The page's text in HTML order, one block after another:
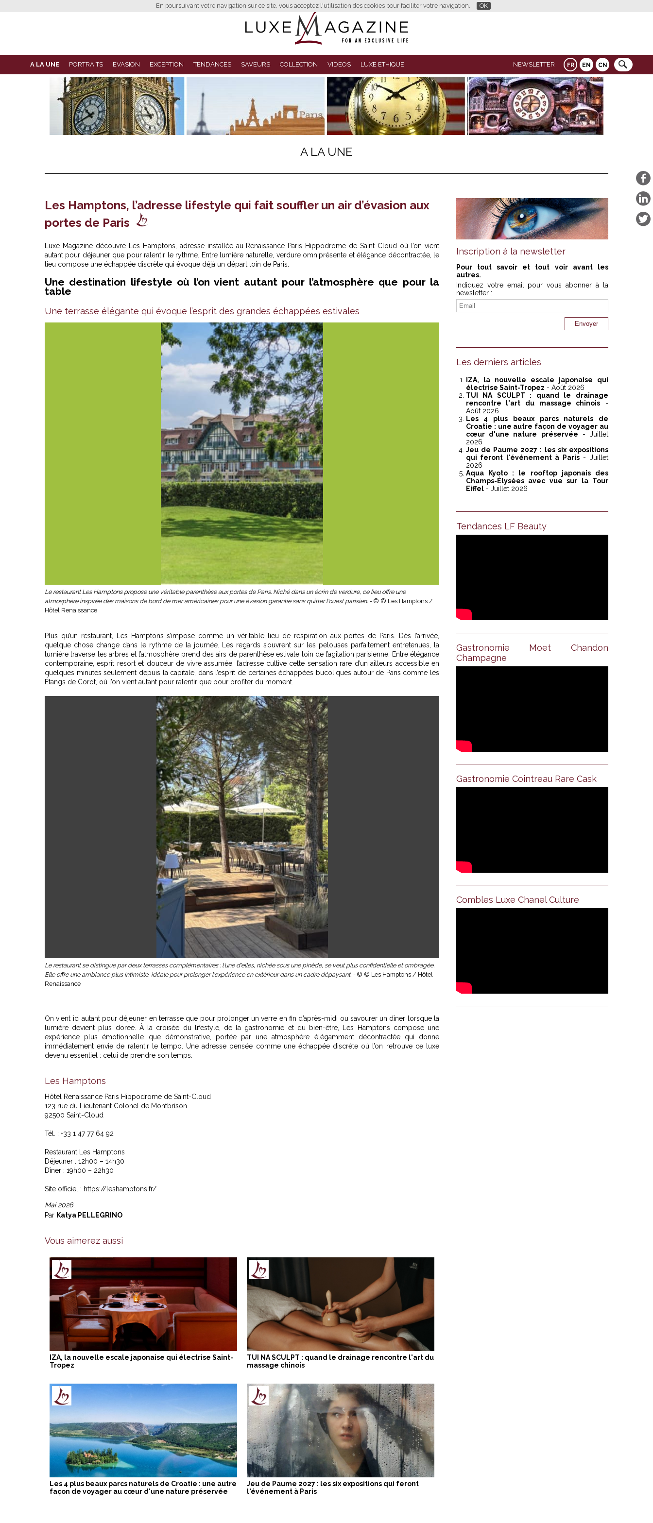
En poursuivant votre navigation sur ce site, vous acceptez l'utilisation des cookies pour faciliter votre navigation. OK
FR EN CN
A LA UNE PORTRAITS EVASION EXCEPTION TENDANCES SAVEURS COLLECTION VIDEOS LUXE ETHIQUE NEWSLETTER
A LA UNE
Les Hamptons, l’adresse lifestyle qui fait souffler un air d’évasion aux
portes de Paris
Luxe Magazine découvre Les Hamptons, adresse installée au Renaissance Paris Hippodrome de Saint-Cloud où l’on vient
autant pour déjeuner que pour ralentir le rythme. Entre lumière naturelle, verdure omniprésente et élégance décontractée, le
lieu compose une échappée discrète qui évoque déjà un départ loin de Paris.
Une destination lifestyle où l’on vient autant pour l’atmosphère que pour la
table
Une terrasse élégante qui évoque l’esprit des grandes échappées estivales
Le restaurant Les Hamptons propose une véritable parenthèse aux portes de Paris. Niché dans un écrin de verdure, ce lieu offre une
atmosphère inspirée des maisons de bord de mer américaines pour une évasion garantie sans quitter l'ouest parisien. - © © Les Hamptons /
Hôtel Renaissance
Plus qu’un restaurant, Les Hamptons s’impose comme un véritable lieu de respiration aux portes de Paris. Dès l’arrivée,
quelque chose change dans le rythme de la journée. Les regards s’ouvrent sur les pelouses parfaitement entretenues, la
lumière traverse les arbres et l’atmosphère prend des airs de parenthèse estivale loin de l’agitation parisienne. Entre élégance
contemporaine, esprit resort et douceur de vivre assumée, l’adresse cultive cette sensation rare d’un ailleurs accessible en
quelques minutes seulement depuis la capitale, dans l’esprit de certaines échappées bucoliques autour de Paris comme les
Étangs de Corot , où l’on vient autant pour ralentir que pour profiter du moment.
Le restaurant se distingue par deux terrasses complémentaires : l'une d'elles, nichée sous une pinède, se veut plus confidentielle et ombragée.
Elle offre une ambiance plus intimiste, idéale pour prolonger l'expérience en extérieur dans un cadre dépaysant. - © © Les Hamptons / Hôtel
Renaissance
On vient ici autant pour déjeuner en terrasse que pour prolonger un verre en fin d’après-midi ou savourer un dîner lorsque la
lumière devient plus dorée. À la croisée du lifestyle, de la gastronomie et du bien-être, Les Hamptons compose une
expérience plus émotionnelle que démonstrative, portée par une atmosphère élégamment décontractée qui donne
immédiatement envie de ralentir le tempo. Une adresse pensée comme une échappée discrète où l’on retrouve ce luxe
devenu essentiel : celui de prendre son temps.
Les Hamptons
Hôtel Renaissance Paris Hippodrome de Saint-Cloud
123 rue du Lieutenant Colonel de Montbrison
92500 Saint-Cloud
Tél. : +33 1 47 77 64 92
Restaurant Les Hamptons
Déjeuner : 12h00 – 14h30
Dîner : 19h00 – 22h30
Site officiel : https://leshamptons.fr/
Mai 2026
Par Katya PELLEGRINO
Vous aimerez aussi
IZA, la nouvelle escale japonaise qui électrise Saint-
Tropez
TUI NA SCULPT : quand le drainage rencontre l'art du
massage chinois
Les 4 plus beaux parcs naturels de Croatie : une autre
façon de voyager au cœur d'une nature préservée
Jeu de Paume 2027 : les six expositions qui feront
l'événement à Paris
Inscription à la newsletter
Pour tout savoir et tout voir avant les
autres.
Indiquez votre email pour vous abonner à la
newsletter :
Les derniers articles
IZA, la nouvelle escale japonaise qui
électrise Saint-Tropez - Août 2026
TUI NA SCULPT : quand le drainage
rencontre l'art du massage chinois -
Août 2026
Les 4 plus beaux parcs naturels de
Croatie : une autre façon de voyager au
cœur d'une nature préservée - Juillet
2026
Jeu de Paume 2027 : les six expositions
qui feront l'événement à Paris- Juillet
2026
Aqua Kyoto : le rooftop japonais des
Champs-Élysées avec vue sur la Tour
Eiffel- Juillet 2026
Tendances LF Beauty
Gastronomie Moet Chandon
Champagne
Gastronomie Cointreau Rare Cask
Combles Luxe Chanel Culture